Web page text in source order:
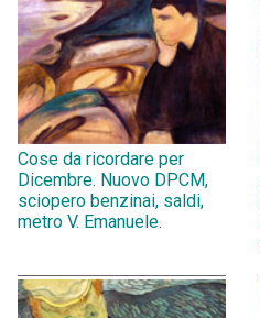
Cose da ricordare per
Dicembre. Nuovo DPCM,
sciopero benzinai, saldi,
metro V. Emanuele.